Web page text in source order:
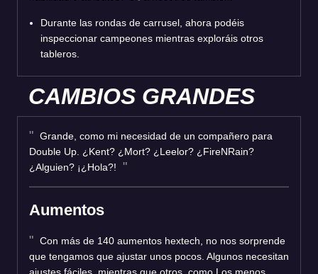
Durante las rondas de carrusel, ahora podéis
inspeccionar campeones mientras exploráis otros
tableros.
CAMBIOS GRANDES
Grande, como mi necesidad de un compañero para
Double Up. ¿Kent? ¿Mort? ¿Leelor? ¿FireNRain?
¿Alguien? ¡¿Hola?!
Aumentos
Con más de 140 aumentos hextech, no nos sorprende
que tengamos que ajustar unos pocos. Algunos necesitan